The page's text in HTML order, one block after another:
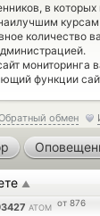
в
мониторинга
функции
обмен
▲
ATOM от 876